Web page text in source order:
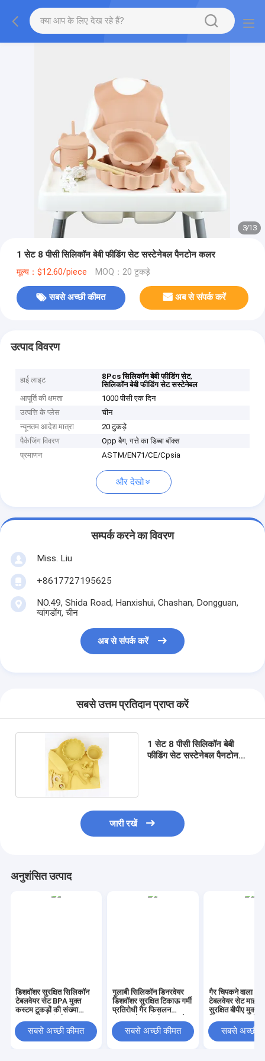
3/13
1 सेट 8 पीसी सिलिकॉन बेबी फीडिंग सेट सस्टेनेबल पैनटोन कलर
मूल्य：$12.60/piece MOQ：20 टुकड़े
सबसे अच्छी कीमत अब से संपर्क करें
उत्पाद विवरण
हाई लाइट 8Pcs सिलिकॉन बेबी फीडिंग सेट,
सिलिकॉन बेबी फीडिंग सेट सस्टेनेबल
आपूर्ति की क्षमता
1000 पीसी एक दिन
उत्पत्ति के प्लेस
चीन
न्यूनतम आदेश मात्रा
20 टुकड़े
पैकेजिंग विवरण
Opp बैग, गत्ते का डिब्बा बॉक्स
प्रमाणन
ASTM/EN71/CE/Cpsia
और देखो
सम्पर्क करने का विवरण
Miss. Liu
+8617727195625
NO.49, Shida Road, Hanxishui, Chashan, Dongguan,
ग्वांगडोंग, चीन
अब से संपर्क करें
सबसे उत्तम प्रतिदान प्राप्त करें
1 सेट 8 पीसी सिलिकॉन बेबी
फीडिंग सेट सस्टेनेबल पैनटोन
जारी रखें
अनुशंसित उत्पाद
डिशवॉशर सुरक्षित सिलिकॉन
टेबलवेयर सेट BPA मुक्त
कस्टम टुकड़ों की संख्या
उद्योग के लिए आदर्श
सबसे अच्छी कीमत
गुलाबी सिलिकॉन डिनरवेयर
डिशवॉशर सुरक्षित टिकाऊ गर्मी
प्रतिरोधी गैर फिसलन
के लिए आदर्श
सबसे अच्छी कीमत
गैर चिपकने वाला
टेबलवेयर सेट
सुरक्षित बीपीए मुक्त
खाद्य सेवा के लिए
सबसे अच्छी